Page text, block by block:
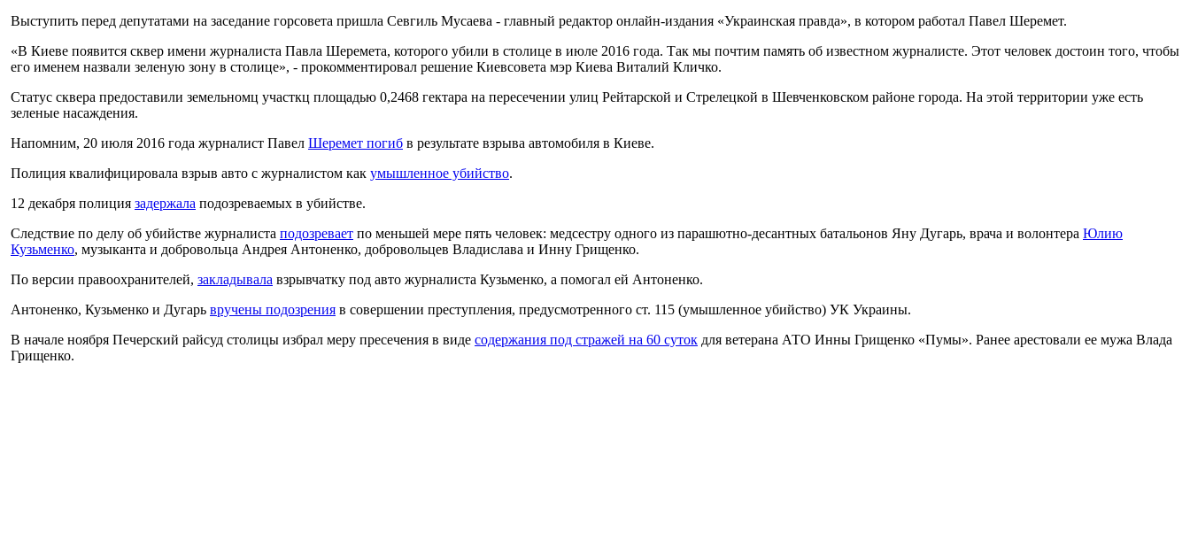
Выступить перед депутатами на заседание горсовета пришла Севгиль Мусаева - главный редактор онлайн-издания «Украинская правда», в котором работал Павел Шеремет.
«В Киеве появится сквер имени журналиста Павла Шеремета, которого убили в столице в июле 2016 года. Так мы почтим память об известном журналисте. Этот человек достоин того, чтобы
его именем назвали зеленую зону в столице», - прокомментировал решение Киевсовета мэр Киева Виталий Кличко.
Статус сквера предоставили земельномц участкц площадью 0,2468 гектара на пересечении улиц Рейтарской и Стрелецкой в ​​Шевченковском районе города. На этой территории уже есть
зеленые насаждения.
Напомним, 20 июля 2016 года журналист Павел Шеремет погиб в результате взрыва автомобиля в Киеве.
Полиция квалифицировала взрыв авто с журналистом как умышленное убийство.
12 декабря полиция задержала подозреваемых в убийстве.
Следствие по делу об убийстве журналиста подозревает по меньшей мере пять человек: медсестру одного из парашютно-десантных батальонов Яну Дугарь, врача и волонтера Юлию
Кузьменко, музыканта и добровольца Андрея Антоненко, добровольцев Владислава и Инну Грищенко.
По версии правоохранителей, закладывала взрывчатку под авто журналиста Кузьменко, а помогал ей Антоненко.
Антоненко, Кузьменко и Дугарь вручены подозрения в совершении преступления, предусмотренного ст. 115 (умышленное убийство) УК Украины.
В начале ноября Печерский райсуд столицы избрал меру пресечения в виде содержания под стражей на 60 суток для ветерана АТО Инны Грищенко «Пумы». Ранее арестовали ее мужа Влада
Грищенко.